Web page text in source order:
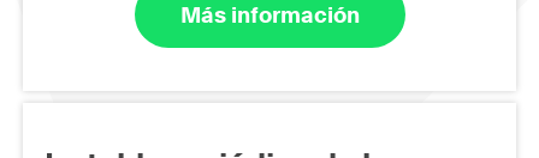
Más información